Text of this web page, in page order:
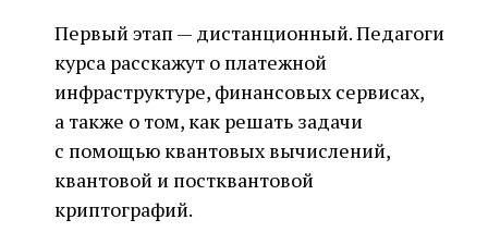
Первый этап — дистанционный. Педагоги
курса расскажут о платежной
инфраструктуре, финансовых сервисах,
а также о том, как решать задачи
с помощью квантовых вычислений,
квантовой и постквантовой
криптографий.